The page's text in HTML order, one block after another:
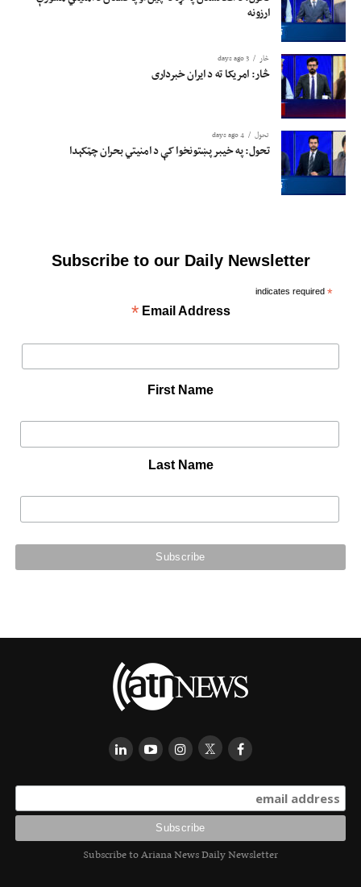
ارزونه
څار 3 days ago
څار: امریکا ته د ایران خبرداری
تحول 4 days ago
تحول: په خیبر پښتونخوا کې د امنیتي بحران چټکېدا
Subscribe to our Daily Newsletter
*
indicates required
Email Address
*
First Name
Last Name
Subscribe to Ariana News Daily Newsletter